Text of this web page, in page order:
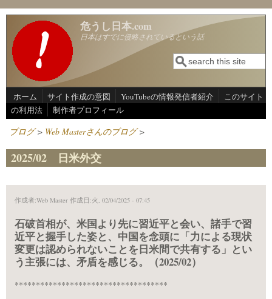
メインコンテンツに移動
危うし日本.com
日本はすでに侵略されているという話
検索フォーム
検索
ホーム サイト作成の意図 YouTubeの情報発信者紹介
このサイト
の利用法
制作者プロフィール
ブログ> Web Masterさんのブログ>
2025/02 日米外交
作成者:Web Master 作成日:火, 02/04/2025 - 07:45
石破首相が、米国より先に習近平と会い、諸手で習
近平と握手した姿と、中国を念頭に「力による現状
変更は認められないことを日米間で共有する」とい
う主張には、矛盾を感じる。（2025/02）
************************************